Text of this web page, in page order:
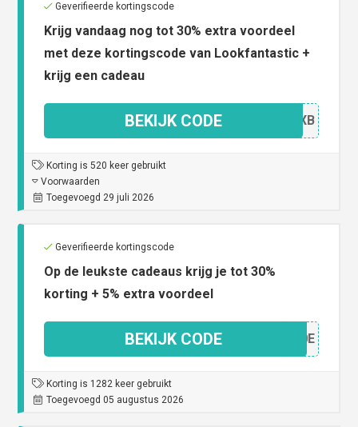
Geverifieerde kortingscode
Krijg vandaag nog tot 30% extra voordeel
met deze kortingscode van Lookfantastic +
krijg een cadeau
O03XB
BEKIJK CODE
Korting is 520 keer gebruikt
Voorwaarden
Toegevoegd 29 juli 2026
Geverifieerde kortingscode
Op de leukste cadeaus krijg je tot 30%
korting + 5% extra voordeel
2120E
BEKIJK CODE
Korting is 1282 keer gebruikt
Toegevoegd 05 augustus 2026